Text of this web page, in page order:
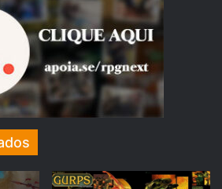
– Mugiwarajoe (ouvinte) –
os podcasts do
de rpg, bem não
trabalho deles pois tbm adoro
em relação a rpg vocês são
melhor edição de áudio,